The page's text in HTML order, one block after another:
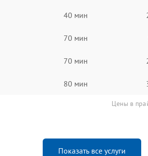
40 мин
70 мин
70 мин
80 мин
Цены в
Показать все услуги